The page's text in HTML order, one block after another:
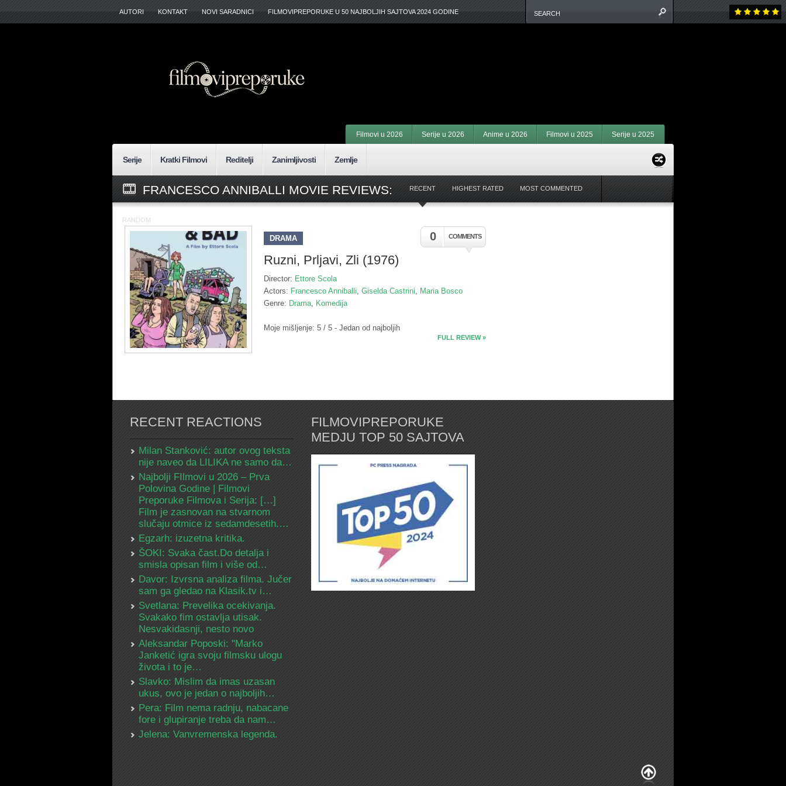
AUTORI KONTAKT NOVI SARADNICI FILMOVIPREPORUKE U 50 NAJBOLJIH SAJTOVA 2024 GODINE
Filmovi u 2026 Serije u 2026 Anime u 2026 Filmovi u 2025 Serije u 2025
Serije Kratki Filmovi Reditelji Zanimljivosti Zemlje
FRANCESCO ANNIBALLI MOVIE REVIEWS: RECENT HIGHEST RATED MOST COMMENTED
RANDOM
0 COMMENTS
DRAMA
Ruzni, Prljavi, Zli (1976)
Director: Ettore Scola
Actors: Francesco Anniballi, Giselda Castrini, Maria Bosco
Genre: Drama, Komedija
Moje mišljenje: 5 / 5 - Jedan od najboljih
FULL REVIEW »
RECENT REACTIONS
Milan Stanković: autor ovog teksta
nije naveo da LILIKA ne samo da…
Najbolji FIlmovi u 2026 – Prva
Polovina Godine | Filmovi
Preporuke Filmova i Serija: […]
Film je zasnovan na stvarnom
slučaju otmice iz sedamdesetih.…
Egzarh: izuzetna kritika.
ŠOKI: Svaka čast.Do detalja i
smisla opisan film i više od…
Davor: Izvrsna analiza filma. Jučer
sam ga gledao na Klasik.tv i…
Svetlana: Prevelika ocekivanja.
Svakako fim ostavlja utisak.
Nesvakidasnji, nesto novo
Aleksandar Poposki: "Marko
Janketić igra svoju filmsku ulogu
života i to je…
Slavko: Mislim da imas uzasan
ukus, ovo je jedan o najboljih…
Pera: Film nema radnju, nabacane
fore i glupiranje treba da nam…
Jelena: Vanvremenska legenda.
FILMOVIPREPORUKE
MEDJU TOP 50 SAJTOVA